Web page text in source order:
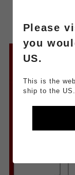
Please
you
US.
This is the
ship to the US.